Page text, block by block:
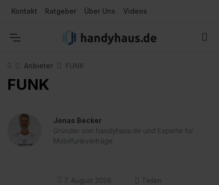
Kontakt Ratgeber Über Uns Videos
Anbieter FUNK
FUNK
Jonas Becker
Gründer von handyhaus.de und Experte für
Mobilfunkverträge
7. August 2026 Teilen